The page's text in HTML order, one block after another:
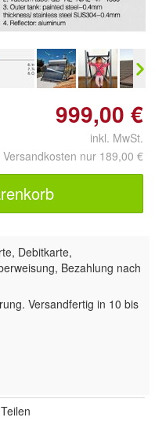
999,00 €
inkl. MwSt.
Versandkosten nur 189,00 €
Debitkarte,
Bezahlung nach
Versandfertig in 10 bis